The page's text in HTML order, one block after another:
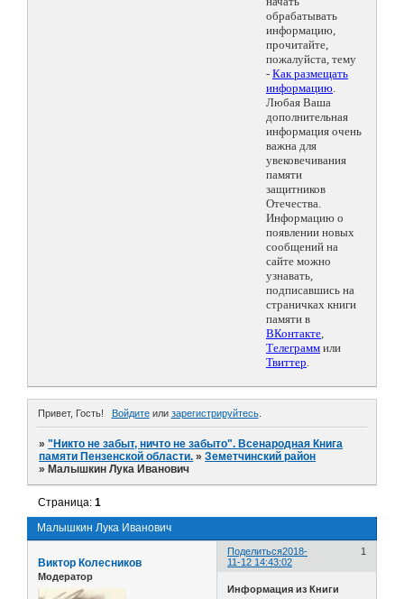
обрабатывать
информацию,
прочитайте,
пожалуйста, тему
- Как размещать
информацию.
Любая Ваша
дополнительная
информация очень
важна для
увековечивания
памяти
защитников
Отечества.
Информацию о
появлении новых
сообщений на
сайте можно
узнавать,
подписавшись на
страничках книги
памяти в
ВКонтакте,
Телеграмм или
Твиттер.
Привет, Гость! Войдитеили зарегистрируйтесь.
»"Никто не забыт, ничто не забыто". Всенародная Книга
памяти Пензенской области. »Земетчинский район
» Малышкин Лука Иванович
Малышкин Лука Иванович
Страница:1
Поделиться 1
2018-
11-12 14:43:02
Виктор Колесников
Модератор
Информация из Книги